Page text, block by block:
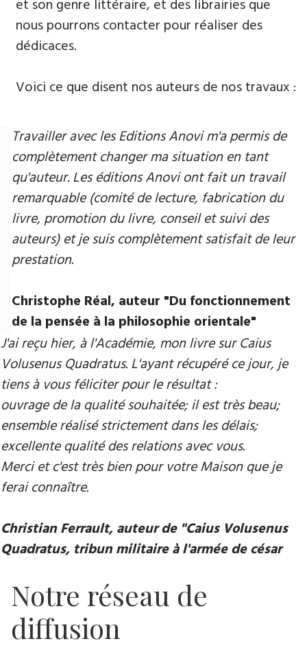
et son genre littéraire, et des librairies que
nous pourrons contacter pour réaliser des
dédicaces.
Voici ce que disent nos auteurs de nos travaux :
Travailler avec les Editions Anovi m'a permis de
complètement changer ma situation en tant
qu'auteur. Les éditions Anovi ont fait un travail
remarquable (comité de lecture, fabrication du
livre, promotion du livre, conseil et suivi des
auteurs) et je suis complètement satisfait de leur
prestation.
Christophe Réal, auteur ​"Du fonctionnement
de la pensée à la philosophie orientale"
J'ai reçu hier, à l'Académie, mon livre sur Caius
Volusenus Quadratus. L'ayant récupéré ce jour, je
tiens à vous féliciter pour le résultat :
ouvrage de la qualité souhaitée; il est très beau;
ensemble réalisé strictement dans les délais;
excellente qualité des relations avec vous.
Merci et c'est très bien pour votre Maison que je
ferai connaître.
Christian Ferrault, auteur de "Caius Volusenus
Quadratus, tribun militaire à l'armée de césar
Notre réseau de
diffusion